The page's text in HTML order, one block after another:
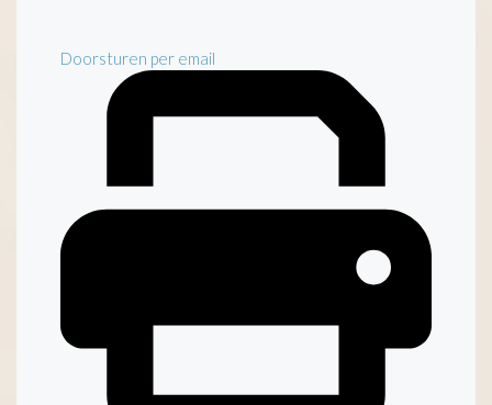
Doorsturen per email